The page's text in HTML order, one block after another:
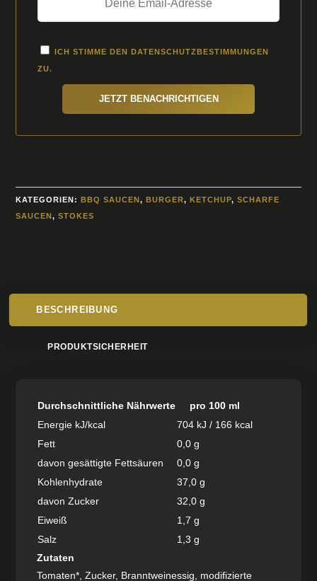
ICH STIMME DENDATENSCHUTZBESTIMMUNGEN
ZU.
JETZT BENACHRICHTIGEN
KATEGORIEN:BBQ SAUCEN,BURGER,KETCHUP,SCHARFE
SAUCEN,STOKES
BESCHREIBUNG
PRODUKTSICHERHEIT
Durchschnittliche Nährwerte
pro 100 ml
Energie kJ/kcal
704 kJ / 166 kcal
Fett
0,0 g
davon gesättigte Fettsäuren
0,0 g
Kohlenhydrate
37,0 g
davon Zucker
32,0 g
Eiweiß
1,7 g
Salz
1,3 g
Zutaten
Tomaten*, Zucker, Branntweinessig, modifizierte